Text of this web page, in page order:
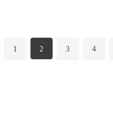
1 2 3 4